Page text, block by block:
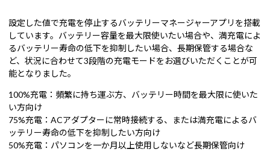
設定した値で充電を停止するバッテリーマネージャーアプリを搭載
しています。バッテリー容量を最大限使いたい場合や、満充電によ
るバッテリー寿命の低下を抑制したい場合、長期保管する場合な
ど、状況に合わせて3段階の充電モードをお選びいただくことが可
能となりました。
100%充電：頻繁に持ち運ぶ方、バッテリー時間を最大限に使いた
い方向け
75%充電：ACアダプターに常時接続する、または満充電によるバ
ッテリー寿命の低下を抑制したい方向け
50%充電：パソコンを一か月以上使用しないなど長期保管向け